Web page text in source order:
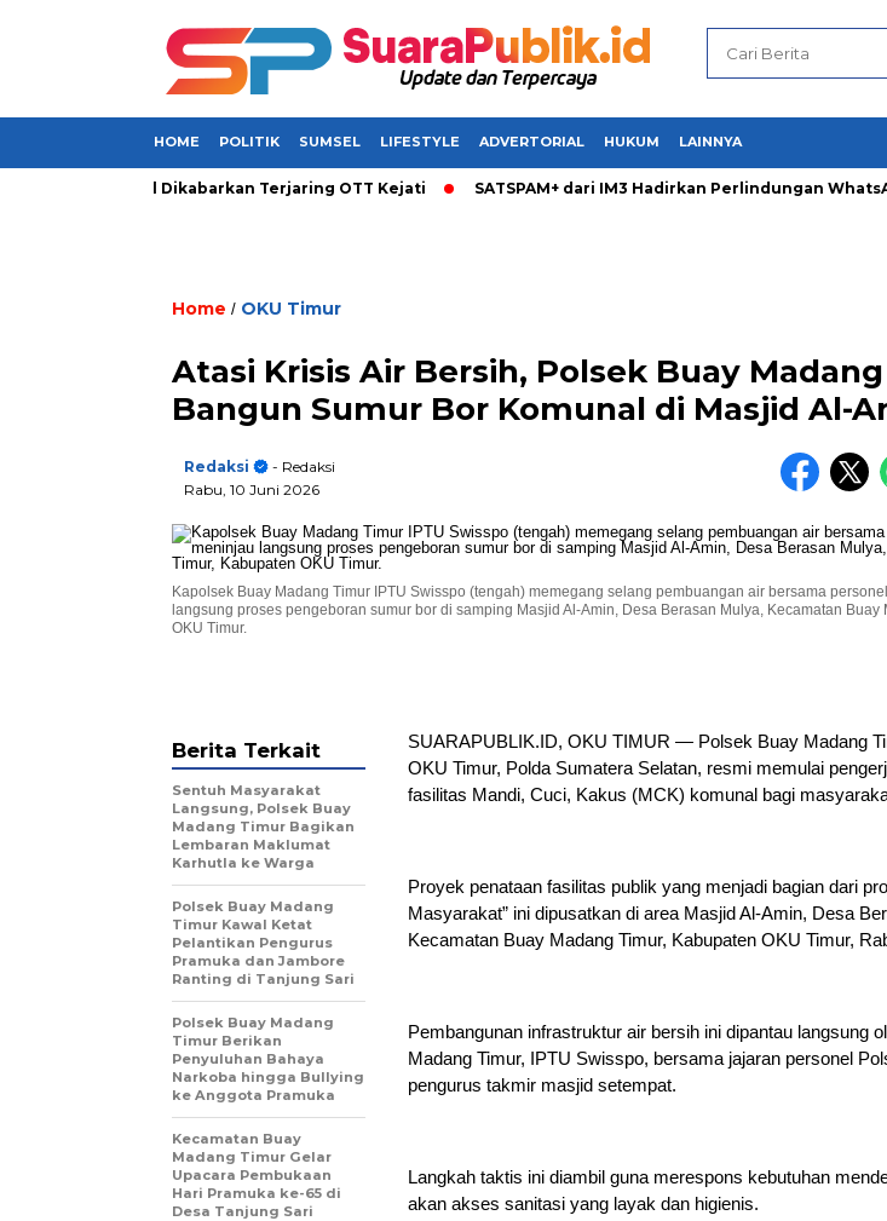
HOME POLITIK SUMSEL LIFESTYLE ADVERTORIAL HUKUM LAINNYA
di Sumsel Dikabarkan Terjaring OTT Kejati SATSPAM+ dari IM3 Hadirkan Perlindungan
Home / OKU Timur
Atasi Krisis Air Bersih, Polsek Buay
Bangun Sumur Bor Komunal di Masjid Al-
Redaksi
- Redaksi
Rabu, 10 Juni 2026
Kapolsek Buay Madang Timur IPTU Swisspo (tengah) memegang selang pembuangan air bersama
langsung proses pengeboran sumur bor di samping Masjid Al-Amin, Desa Berasan Mulya, Kecamatan Buay
OKU Timur.
SUARAPUBLIK.ID, OKU TIMUR — Polsek Buay Madang
OKU Timur, Polda Sumatera Selatan, resmi memulai
fasilitas Mandi, Cuci, Kakus (MCK) komunal bagi
Proyek penataan fasilitas publik yang menjadi bagian dari
Masyarakat” ini dipusatkan di area Masjid Al-Amin, Desa
Kecamatan Buay Madang Timur, Kabupaten OKU Timur,
Pembangunan infrastruktur air bersih ini dipantau langsung
Madang Timur, IPTU Swisspo, bersama jajaran personel
pengurus takmir masjid setempat.
Langkah taktis ini diambil guna merespons kebutuhan
akan akses sanitasi yang layak dan higienis.
Berita Terkait
Sentuh Masyarakat
Langsung, Polsek Buay
Madang Timur Bagikan
Lembaran Maklumat
Karhutla ke Warga
Polsek Buay Madang
Timur Kawal Ketat
Pelantikan Pengurus
Pramuka dan Jambore
Ranting di Tanjung Sari
Polsek Buay Madang
Timur Berikan
Penyuluhan Bahaya
Narkoba hingga Bullying
ke Anggota Pramuka
Kecamatan Buay
Madang Timur Gelar
Upacara Pembukaan
Hari Pramuka ke-65 di
Desa Tanjung Sari